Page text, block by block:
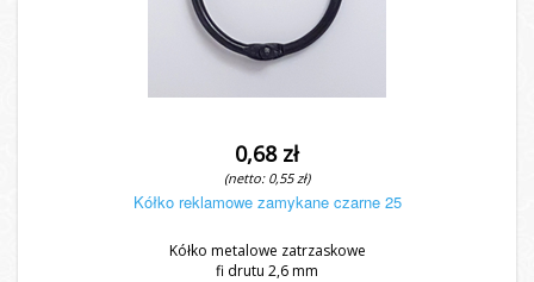
0,68 zł
(netto: 0,55 zł)
Kółko reklamowe zamykane czarne 25
Kółko metalowe zatrzaskowe
fi drutu 2,6 mm